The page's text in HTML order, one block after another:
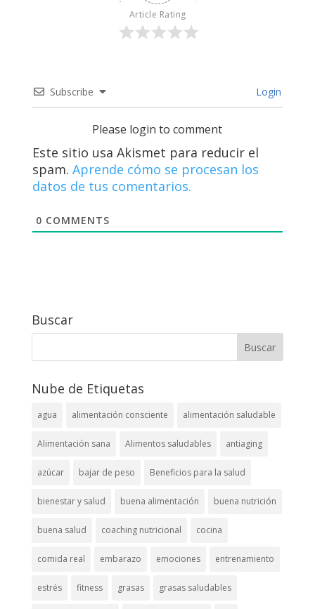
Article Rating
Subscribe Login
Please login to comment
Este sitio usa Akismet para reducir el
spam. Aprende cómo se procesan los
datos de tus comentarios.
0 COMMENTS
Buscar
Nube de Etiquetas
agua alimentación consciente alimentación saludable
Alimentación sana Alimentos saludables antiaging
azúcar bajar de peso Beneficios para la salud
bienestar y salud buena alimentación buena nutrición
buena salud coaching nutricional cocina
comida real embarazo emociones entrenamiento
estrés fitness grasas grasas saludables